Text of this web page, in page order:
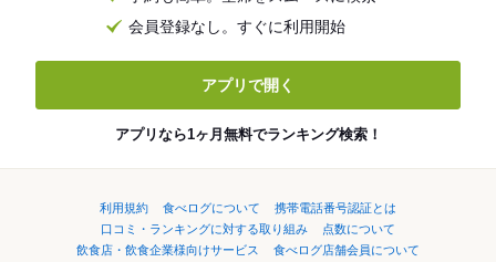
会員登録なし。すぐに利用開始
アプリで開く
アプリなら1ヶ月無料でランキング検索！
利用規約 食べログについて
携帯電話番号認証とは
口コミ・ランキングに対する取り組み
点数について
飲食店・飲食企業様向けサービス
食べログ店舗会員について